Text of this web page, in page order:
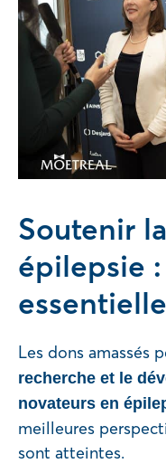
Soutenir
épilepsie
essentielle
Les dons amassés
recherche et le
novateurs en
meilleures
sont atteintes.